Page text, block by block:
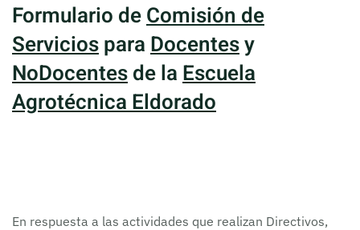
Formulario deComisión de
ServiciosparaDocentesy
NoDocentesde laEscuela
Agrotécnica Eldorado
En respuesta a las actividades que realizan Directivos,